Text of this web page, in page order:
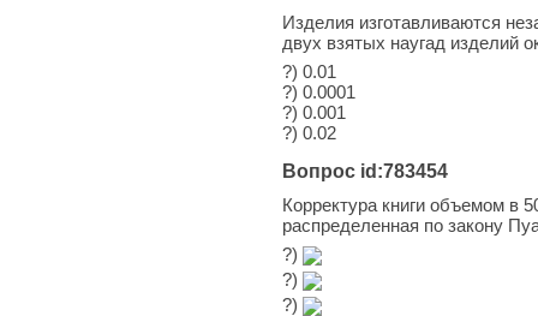
Изделия изготавливаются
двух взятых наугад изделий
?) 0.01
?) 0.0001
?) 0.001
?) 0.02
Вопрос id:783454
Корректура книги объемом в
распределенная по закону
?)
?)
?)